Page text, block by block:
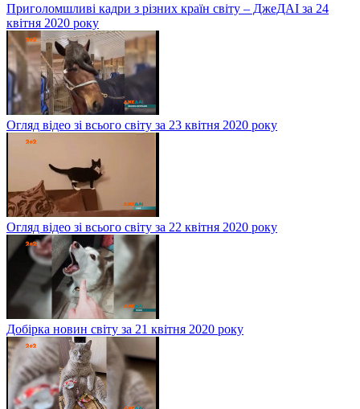
Приголомшливі кадри з різних країн світу – ДжеДАІ за 24
квітня 2020 року
Огляд відео зі всього світу за 23 квітня 2020 року
Огляд відео зі всього світу за 22 квітня 2020 року
Добірка новин світу за 21 квітня 2020 року